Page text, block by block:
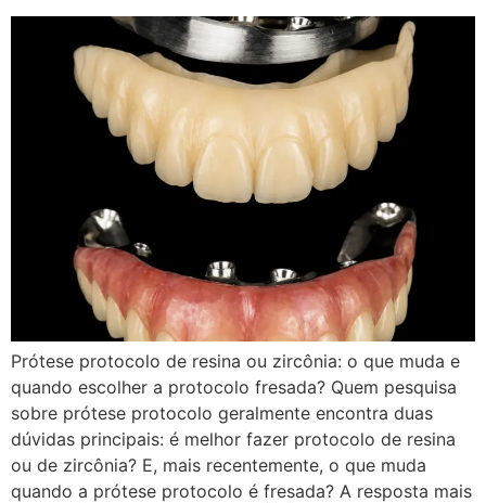
Prótese protocolo de resina ou zircônia: o que muda e
quando escolher a protocolo fresada? Quem pesquisa
sobre prótese protocolo geralmente encontra duas
dúvidas principais: é melhor fazer protocolo de resina
ou de zircônia? E, mais recentemente, o que muda
quando a prótese protocolo é fresada? A resposta mais